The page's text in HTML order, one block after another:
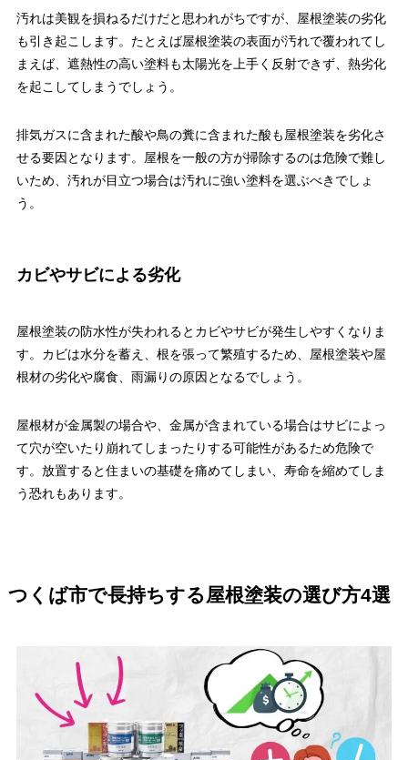
汚れは美観を損ねるだけだと思われがちですが、屋根塗装の劣化
も引き起こします。たとえば屋根塗装の表面が汚れで覆われてし
まえば、遮熱性の高い塗料も太陽光を上手く反射できず、熱劣化
を起こしてしまうでしょう。
排気ガスに含まれた酸や鳥の糞に含まれた酸も屋根塗装を劣化さ
せる要因となります。屋根を一般の方が掃除するのは危険で難し
いため、汚れが目立つ場合は汚れに強い塗料を選ぶべきでしょ
う。
カビやサビによる劣化
屋根塗装の防水性が失われるとカビやサビが発生しやすくなりま
す。カビは水分を蓄え、根を張って繁殖するため、屋根塗装や屋
根材の劣化や腐食、雨漏りの原因となるでしょう。
屋根材が金属製の場合や、金属が含まれている場合はサビによっ
て穴が空いたり崩れてしまったりする可能性があるため危険で
す。放置すると住まいの基礎を痛めてしまい、寿命を縮めてしま
う恐れもあります。
つくば市で長持ちする屋根塗装の選び方4選